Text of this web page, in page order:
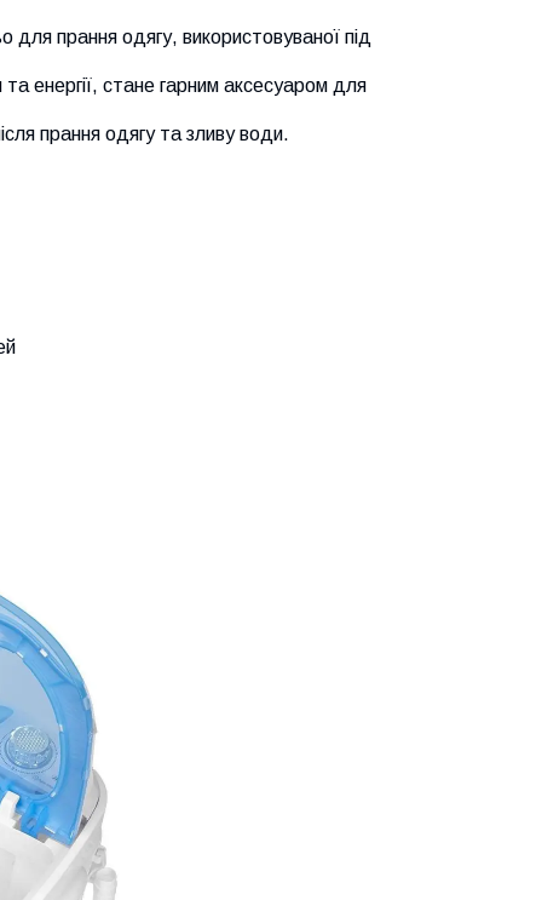
прання одягу, використовуваної під
енергії, стане гарним аксесуаром для
прання одягу та зливу води.